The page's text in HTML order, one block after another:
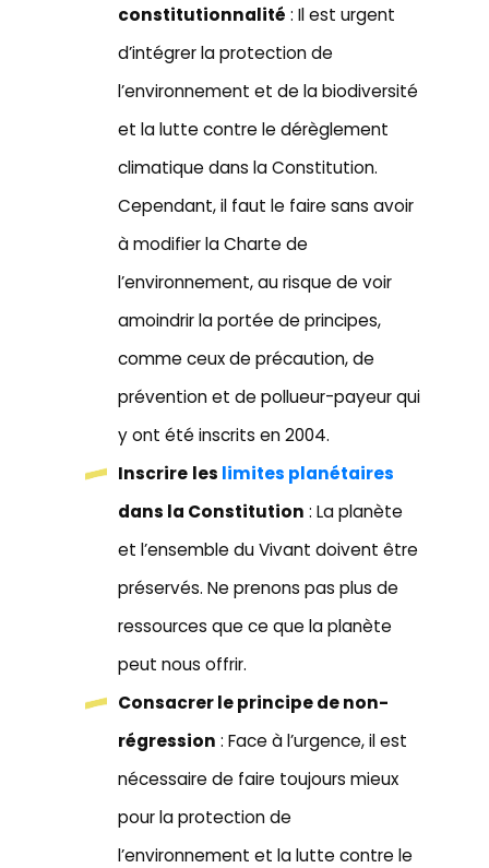
constitutionnalité : Il est urgent
d’intégrer la protection de
l’environnement et de la biodiversité
et la lutte contre le dérèglement
climatique dans la Constitution.
Cependant, il faut le faire sans avoir
à modifier la Charte de
l’environnement, au risque de voir
amoindrir la portée de principes,
comme ceux de précaution, de
prévention et de pollueur-payeur qui
y ont été inscrits en 2004.
Inscrire les limites planétaires
dans la Constitution : La planète
et l’ensemble du Vivant doivent être
préservés. Ne prenons pas plus de
ressources que ce que la planète
peut nous offrir.
Consacrer le principe de non-
régression : Face à l’urgence, il est
nécessaire de faire toujours mieux
pour la protection de
l’environnement et la lutte contre le